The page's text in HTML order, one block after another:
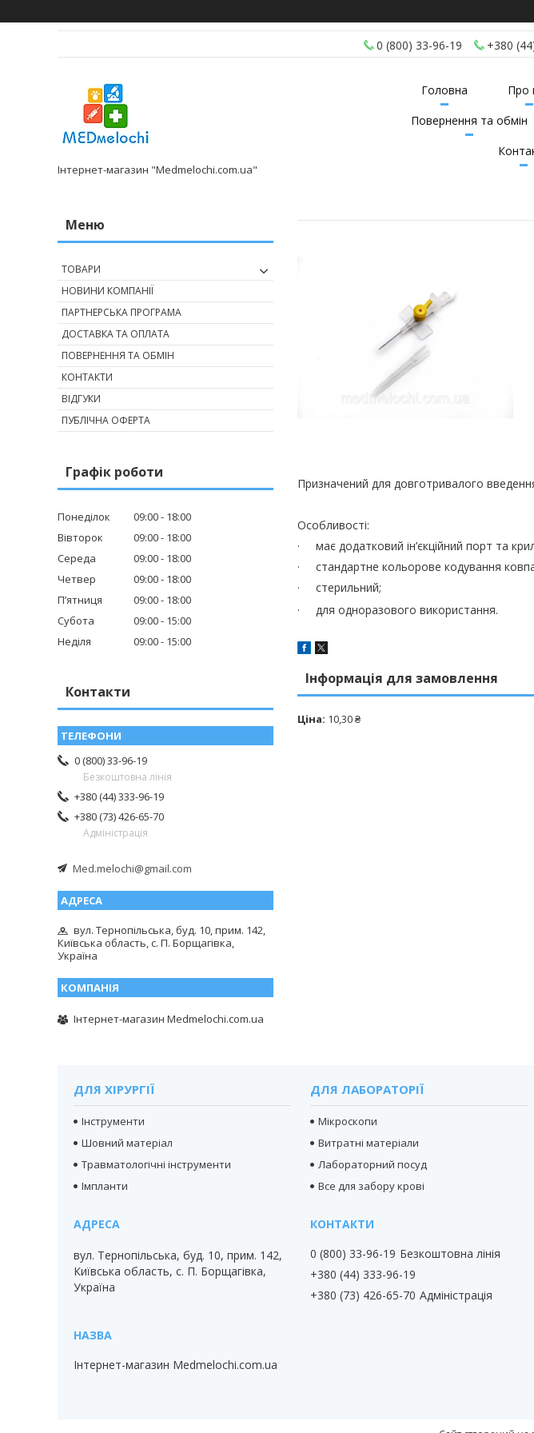
0 (800) 33-96-19 +380
Інтернет-магазин "Medmelochi.com.ua"
Головна Про
Повернення та обмін
Призначений для довготривалого
Особливості:
·
має додатковий ін’єкційний порт та
·
стандартне кольорове кодування
·
стерильний;
·
для одноразового використання.
Інформація для замовлення
Ціна: 10,30 ₴
ТОВАРИ
НОВИНИ КОМПАНІЇ
ПАРТНЕРСЬКА ПРОГРАМА
ДОСТАВКА ТА ОПЛАТА
ПОВЕРНЕННЯ ТА ОБМІН
КОНТАКТИ
ВІДГУКИ
ПУБЛІЧНА ОФЕРТА
Графік роботи
Понеділок 09:00
18:00
Вівторок
09:00
18:00
Середа
09:00
18:00
Четвер
09:00
18:00
Пʼятниця
09:00
18:00
Субота
09:00
15:00
Неділя
09:00 15:00
Контакти
0 (800) 33-96-19
Безкоштовна лінія
+380 (44) 333-96-19
+380 (73) 426-65-70
Адміністрація
Med.melochi@gmail.com
вул. Тернопільська, буд. 10, прим. 142,
Київська область, с. П. Борщагівка,
Україна
Інтернет-магазин Medmelochi.com.ua
ДЛЯ ХІРУРГІЇ
Інструменти
Шовний матеріал
Травматологічні інструменти
Імпланти
ДЛЯ ЛАБОРАТОРІЇ
Мікроскопи
Витратні матеріали
Лабораторний посуд
Все для забору крові
вул. Тернопільська, буд. 10, прим. 142,
Київська область, с. П. Борщагівка,
Україна
Інтернет-магазин Medmelochi.com.ua
0 (800) 33-96-19 Безкоштовна лінія
+380 (44) 333-96-19
+380 (73) 426-65-70 Адміністрація